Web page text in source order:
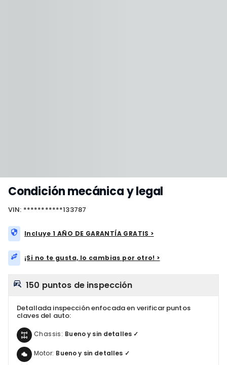
Condición mecánica y legal
VIN: ***********133787
Incluye 1 AÑO DE GARANTÍA GRATIS >
¡Si no te gusta, lo cambias por otro! >
150 puntos de inspección
Detallada inspección enfocada en verificar puntos
claves del auto:
Chassis: Bueno y sin detalles ✓
Motor: Bueno y sin detalles ✓